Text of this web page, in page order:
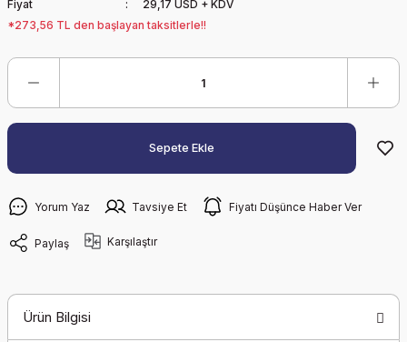
Fiyat
29,17 USD + KDV
*273,56 TL den başlayan taksitlerle!!
Sepete Ekle
Yorum Yaz Tavsiye Et Fiyatı Düşünce Haber Ver
Paylaş Karşılaştır
Ürün Bilgisi